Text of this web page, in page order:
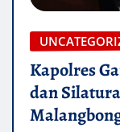
Kapolres
dan